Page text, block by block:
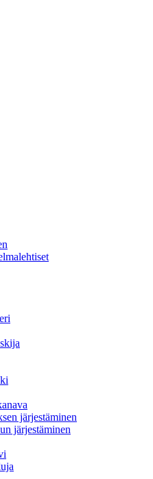
järjestäminen
järjestäminen